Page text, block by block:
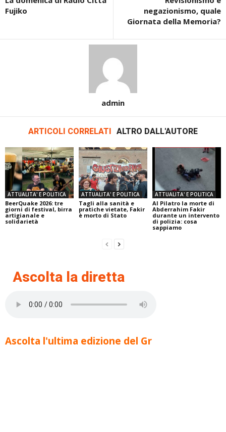
Fujiko
negazionismo, quale
Giornata della Memoria?
admin
ARTICOLI CORRELATI ALTRO DALL'AUTORE
ATTUALITA' E POLITICA
BeerQuake 2026: tre
giorni di festival, birra
artigianale e
solidarietà
ATTUALITA' E POLITICA
Tagli alla sanità e
pratiche vietate, Fakir
è morto di Stato
ATTUALITA' E POLITICA
Al Pilatro la morte di
Abderrahim Fakir
durante un intervento
di polizia: cosa
sappiamo
Ascolta la diretta
Ascolta l'ultima edizione del Gr